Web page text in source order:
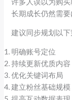
长期成长仍然需要
建议同步规划以下
明确账号定位
持续更新优质内容
优化关键词布局
建立粉丝基础规模